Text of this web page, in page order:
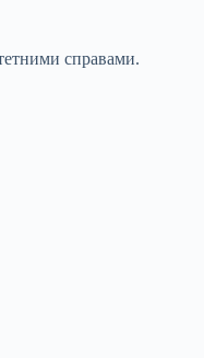
справами.